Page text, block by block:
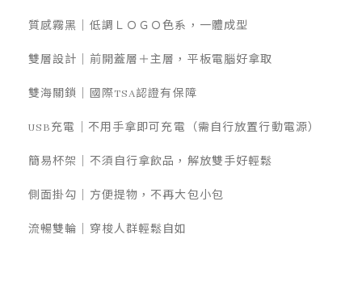
質感霧黑｜低調ＬＯＧＯ色系，一體成型
雙層設計｜前開蓋層＋主層，平板電腦好拿取
雙海關鎖｜國際TSA認證有保障
USB充電｜不用手拿即可充電（需自行放置行動電源）
簡易杯架｜不須自行拿飲品，解放雙手好輕鬆
側面掛勾｜方便提物，不再大包小包
流暢雙輪｜穿梭人群輕鬆自如